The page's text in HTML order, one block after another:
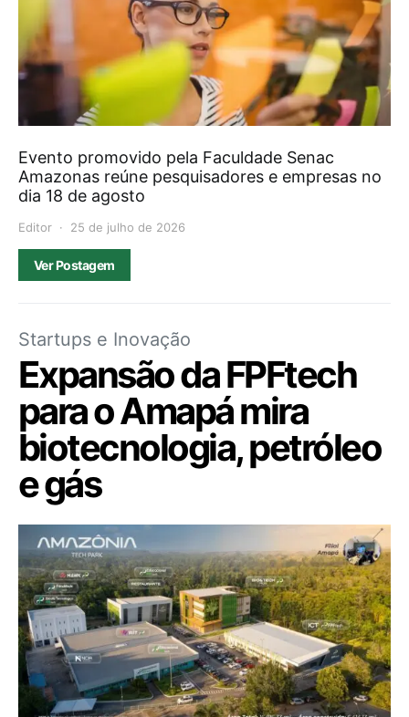
Evento promovido pela Faculdade Senac
Amazonas reúne pesquisadores e empresas no
dia 18 de agosto
Editor 25 de julho de 2026
Ver Postagem
Startups e Inovação
Expansão da FPFtech
para o Amapá mira
biotecnologia, petróleo
e gás